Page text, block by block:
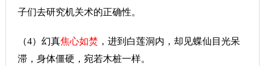
子们去研究机关术的正确性。
（4）幻真焦心如焚 ，进到白莲洞内，却见蝶仙目光呆
滞，身体僵硬，宛若木桩一样。